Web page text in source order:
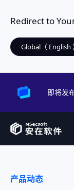
Redirect to
Global（ English ）
即将发
产品动态